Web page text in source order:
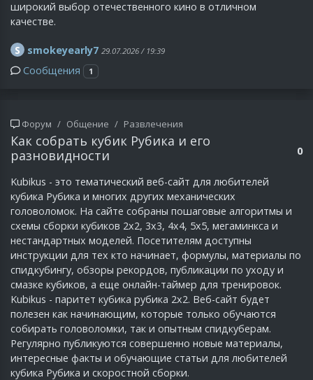
широкий выбор отечественного кино в отличном
качестве.
S smokeyearly7 29.07.2026 / 19:39
Сообщения 1
Форум Общение Развлечения
Как собрать кубик Рубика и его
разновидности
0
Kubikus - это тематический веб-сайт для любителей
кубика Рубика и многих других механических
головоломок. На сайте собраны пошаговые алгоритмы и
схемы сборки кубиков 2х2, 3х3, 4х4, 5х5, мегаминкса и
нестандартных моделей. Посетителям доступны
инструкции для тех кто начинает, формулы, материалы по
спидкубингу, обзоры рекордов, публикации по уходу и
смазке кубиков, а еще онлайн-таймер для тренировок.
Kubikus - паритет кубика рубика 2х2. Веб-сайт будет
полезен как начинающим, которые только обучаются
собирать головоломки, так и опытным спидкуберам.
Регулярно публикуются совершенно новые материалы,
интересные факты и обучающие статьи для любителей
кубика Рубика и скоростной сборки.